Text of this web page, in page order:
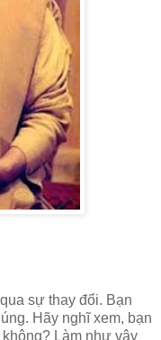
sự thay đổi. Bạn
Hãy nghĩ xem, bạn
Làm như vậy